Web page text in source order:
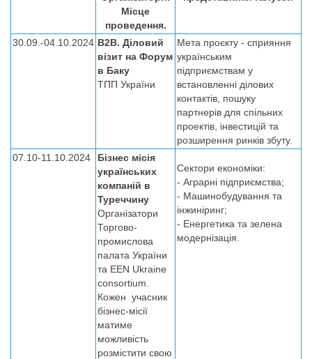
Місце
проведення.
30.09.-04.10.2024 B2B. Діловий
візит на Форум
в Баку
ТПП України
Мета проєкту - сприяння
українським
підприємствам у
встановленні ділових
контактів, пошуку
партнерів для спільних
проектів, інвестицій та
розширення ринків збуту.
07.10-11.10.2024
Бізнес місія
українських
компаній в
Туреччину
Організатори
Торгово-
промислова
палата України
та EEN Ukraine
consortium.
Кожен учасник
бізнес-місії
матиме
можливість
розмістити свою
Сектори економіки:
- Аграрні підприємства;
- Машинобудування та
інжиніринг;
- Енергетика та зелена
модернізація.